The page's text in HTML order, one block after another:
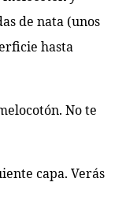
de nata (unos
hasta
No te
capa. Verás